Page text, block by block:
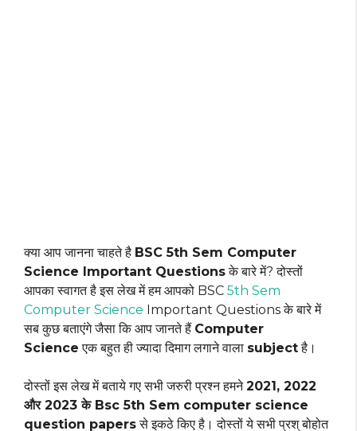
क्या आप जानना चाहते है BSC 5th Sem Computer
Science Important Questionsके बारे में? दोस्तों
आपका स्वागत है इस लेख में हम आपको BSC 5th Sem
Computer Science Important Questions के बारे में
सब कुछ बताएंगे जैसा कि आप जानते हैं Computer
Science एक बहुत ही ज्यादा दिमाग लगाने वाला subjectहै।
दोस्तों इस लेख में बताये गए सभी जरुरी प्रश्न हमने2021, 2022
और 2023 के Bsc 5th Sem computer science
question papersसे इकठे किए है। दोस्तों ये सभी प्रश् बोहोत